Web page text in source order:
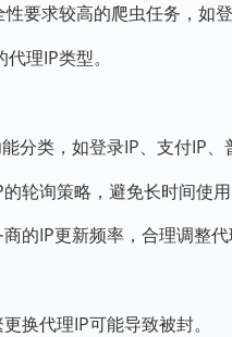
要求较高的爬虫任务，如登
理IP类型。
分类，如登录IP、支付IP、
轮询策略，避免长时间使用
的IP更新频率，合理调整代
换代理IP可能导致被封。